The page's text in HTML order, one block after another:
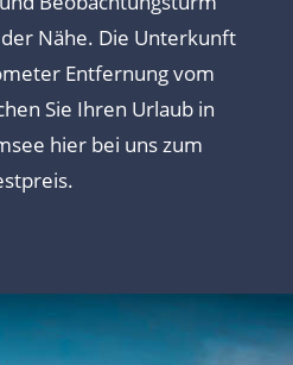
Nähe. Die Unterkunft
Entfernung vom
Sie Ihren Urlaub in
hier bei uns zum